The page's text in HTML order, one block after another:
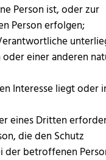
Person ist, oder zur
Person erfolgen;
einer anderen
Interesse liegt oder
eines Dritten
die den Schutz
der betroffenen